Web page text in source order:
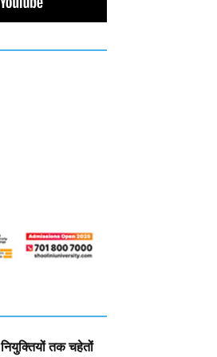
तक चहेतों